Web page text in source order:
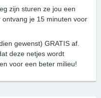
zijn sturen ze jou een
je 15 minuten voor
gewenst) GRATIS af.
deze netjes wordt
voor een beter milieu!